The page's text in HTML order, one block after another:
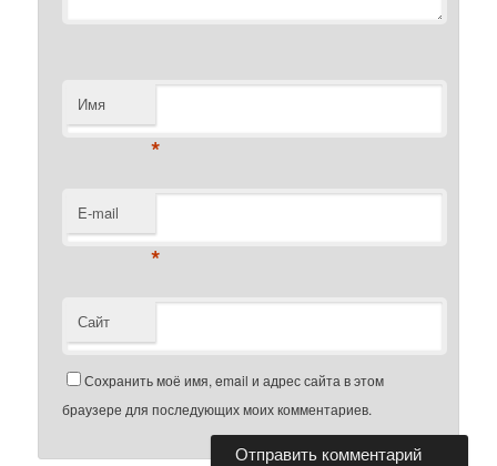
Имя
*
E-mail
*
Сайт
Сохранить моё имя, email и адрес сайта в этом
браузере для последующих моих комментариев.